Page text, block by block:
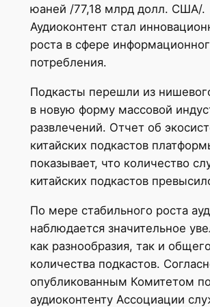
юаней /77,18 млрд долл. США/.
Аудиоконтент стал
роста в сфере
потребления.
Подкасты перешли из
в новую форму массовой
развлечений. Отчет об
китайских подкастов
показывает, что количество
китайских подкастов
По мере стабильного роста
наблюдается значительное
как разнообразия, так и
количества подкастов.
опубликованным Комитетом
аудиоконтенту Ассоциации